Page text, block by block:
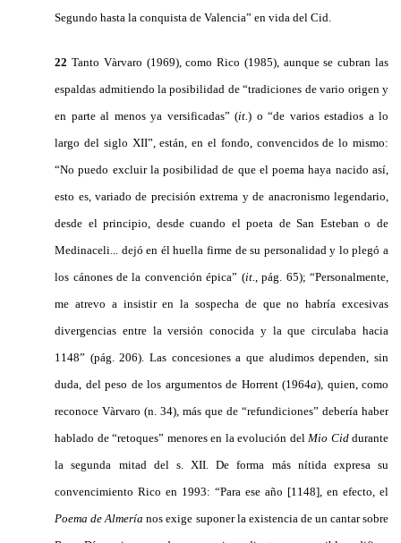
Segundo hasta la conquista de Valencia” en vida del Cid.
22 Tanto Vàrvaro (1969), como Rico (1985), aunque se cubran las
espaldas admitiendo la posibilidad de “tradiciones de vario origen y
en parte al menos ya versificadas” (it.) o “de varios estadios a lo
largo del siglo XII”, están, en el fondo, convencidos de lo mismo:
“No puedo excluir la posibilidad de que el poema haya nacido así,
esto es, variado de precisión extrema y de anacronismo legendario,
desde el principio, desde cuando el poeta de San Esteban o de
Medinaceli... dejó en él huella firme de su personalidad y lo plegó a
los cánones de la convención épica” (it.
, pág. 65); “Personalmente,
me atrevo a insistir en la sospecha de que no habría excesivas
divergencias entre la versión conocida y la que circulaba hacia
1148” (pág. 206). Las concesiones a que aludimos dependen, sin
duda, del peso de los argumentos de Horrent (1964a), quien, como
reconoce Vàrvaro (n. 34), más que de “refundiciones” debería haber
hablado de “retoques” menores en la evolución del Mio Ciddurante
la segunda mitad del s. XII. De forma más nítida expresa su
convencimiento Rico en 1993: “Para ese año [1148], en efecto, el
Poema de Almeríanos exige suponer la existencia de un cantar sobre